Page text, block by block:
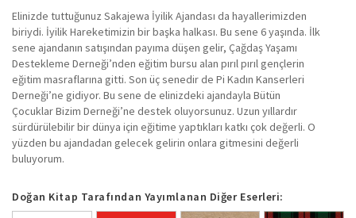
Elinizde tuttuğunuz Sakajewa İyilik Ajandası da hayallerimizden
biriydi. İyilik Hareketimizin bir başka halkası. Bu sene 6 yaşında. İlk
sene ajandanın satışından payıma düşen gelir, Çağdaş Yaşamı
Destekleme Derneği’nden eğitim bursu alan pırıl pırıl gençlerin
eğitim masraflarına gitti. Son üç senedir de Pi Kadın Kanserleri
Derneği’ne gidiyor. Bu sene de elinizdeki ajandayla Bütün
Çocuklar Bizim Derneği’ne destek oluyorsunuz. Uzun yıllardır
sürdürülebilir bir dünya için eğitime yaptıkları katkı çok değerli. O
yüzden bu ajandadan gelecek gelirin onlara gitmesini değerli
buluyorum.
Doğan Kitap Tarafından Yayımlanan Diğer Eserleri: